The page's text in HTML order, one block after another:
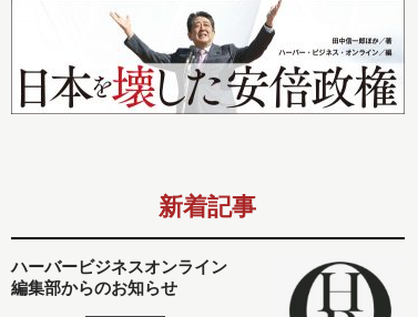
新着記事
ハーバービジネスオンライン
編集部からのお知らせ